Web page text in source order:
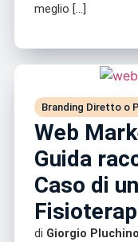
meglio […]
Branding Diretto o
Web
Guida
Caso di
di Giorgio Pluchino